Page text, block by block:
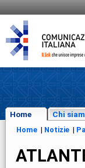
Home Chi
Home | Notizie |